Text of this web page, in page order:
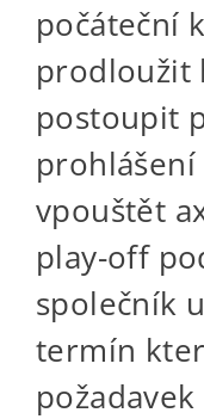
počáteční
prodloužit
postoupit
vpouštět
play-off
společník
termín